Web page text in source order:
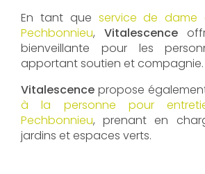
En tant que service de
Pechbonnieu,Vitalescence
bienveillante pour les
apportant soutien et compagnie.
Vitalescence propose
à la personne pour
Pechbonnieu, prenant en
jardins et espaces verts.